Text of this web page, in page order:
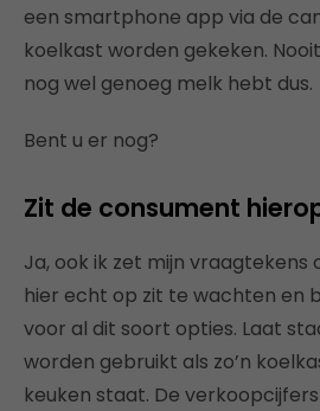
een smartphone app via de
koelkast worden gekeken.
nog wel genoeg melk hebt dus.
Bent u er nog?
Zit de consument
Ja, ook ik zet mijn vraagtekens
hier echt op zit te wachten en
voor al dit soort opties. Laat
worden gebruikt als zo’n
keuken staat. De